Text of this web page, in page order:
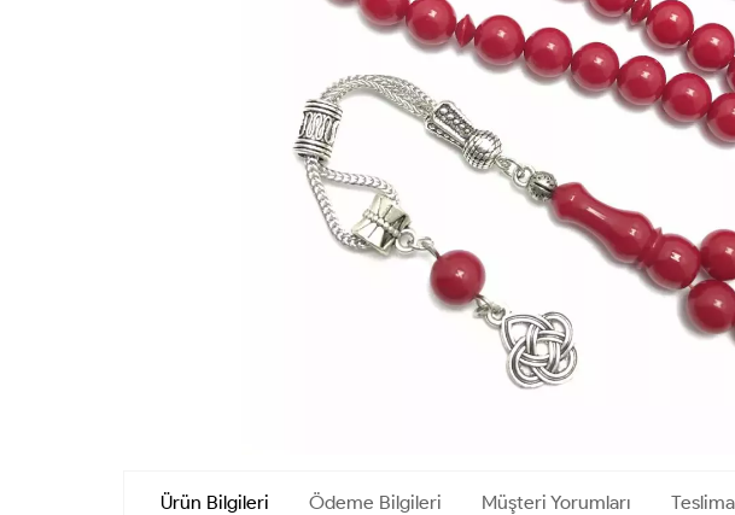
Ürün Bilgileri Ödeme Bilgileri Müşteri Yorumları